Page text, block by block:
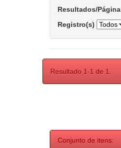
Resultados/Página
Registro(s)
Resultado 1-1 de 1.
Conjunto de itens: